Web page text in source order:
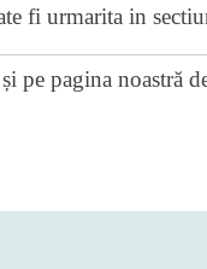
fi urmarita in
pe pagina noastră